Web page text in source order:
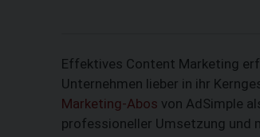
Effektives Content Marketing
Unternehmen lieber in ihr
Marketing-Abos von AdSimple
professioneller Umsetzung und